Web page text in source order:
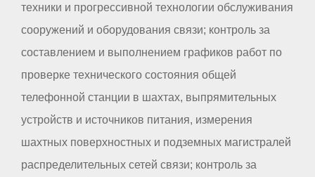
техники и прогрессивной технологии обслуживания
сооружений и оборудования связи; контроль за
составлением и выполнением графиков работ по
проверке технического состояния общей
телефонной станции в шахтах, выпрямительных
устройств и источников питания, измерения
шахтных поверхностных и подземных магистралей
распределительных сетей связи; контроль за